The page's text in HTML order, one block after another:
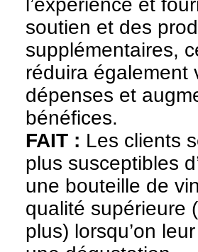
l’expérience et
soutien et des
supplémentaires,
réduira également
dépenses et
bénéfices.
FAIT: Les clients
plus susceptibles
une bouteille de
qualité supérieure
plus) lorsqu’on